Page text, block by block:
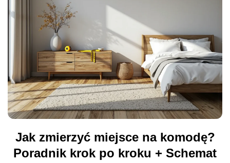
Jak zmierzyć miejsce na komodę?
Poradnik krok po kroku + Schemat